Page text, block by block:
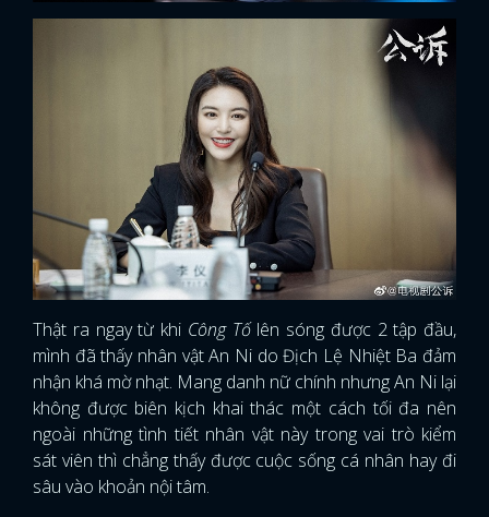
Thật ra ngay từ khi Công Tốlên sóng được 2 tập đầu,
mình đã thấy nhân vật An Ni do Địch Lệ Nhiệt Ba đảm
nhận khá mờ nhạt. Mang danh nữ chính nhưng An Ni lại
không được biên kịch khai thác một cách tối đa nên
ngoài những tình tiết nhân vật này trong vai trò kiểm
sát viên thì chẳng thấy được cuộc sống cá nhân hay đi
sâu vào khoản nội tâm.